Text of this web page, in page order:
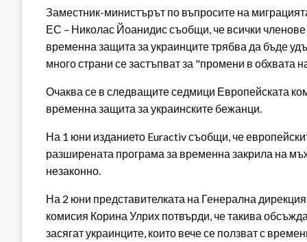
Заместник-министърът по въпросите на
ЕС – Николас Йоанидис съобщи, че всички членове
временна защита за украинците трябва да бъде
много страни се застъпват за "промени в обхвата
Очаква се в следващите седмици Европейската
временна защита за украинските бежанци.
На 1 юни изданието Euractiv съобщи, че
разширената програма за временна закрила на
незаконно.
На 2 юни представителката на Генерална
комисия Корина Улрих потвърди, че такива
засягат украинците, които вече се ползват с